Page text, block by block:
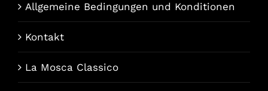
Allgemeine Bedingungen und Konditionen
Kontakt
La Mosca Classico